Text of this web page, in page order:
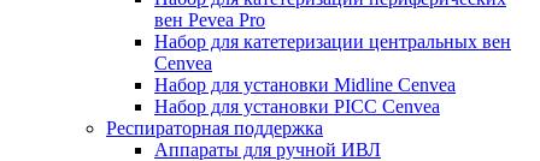
вен Pevea Pro
Набор для катетеризации центральных вен
Cenvea
Набор для установки Midline Cenvea
Набор для установки PICC Cenvea
Респираторная поддержка
Аппараты для ручной ИВЛ